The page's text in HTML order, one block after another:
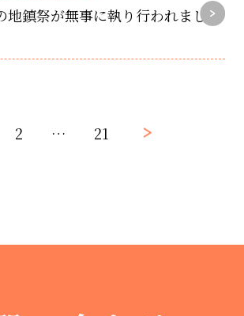
地鎮祭が無事に執り行われまし
2 … 21